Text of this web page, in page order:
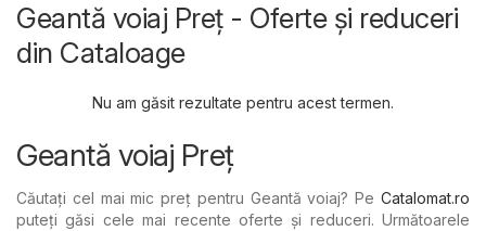
Geantă voiaj Preț - Oferte și reduceri
din Cataloage
Nu am găsit rezultate pentru acest termen.
Geantă voiaj Preț
Căutați cel mai mic preț pentru Geantă voiaj? Pe Catalomat.ro
puteți găsi cele mai recente oferte și reduceri. Următoarele